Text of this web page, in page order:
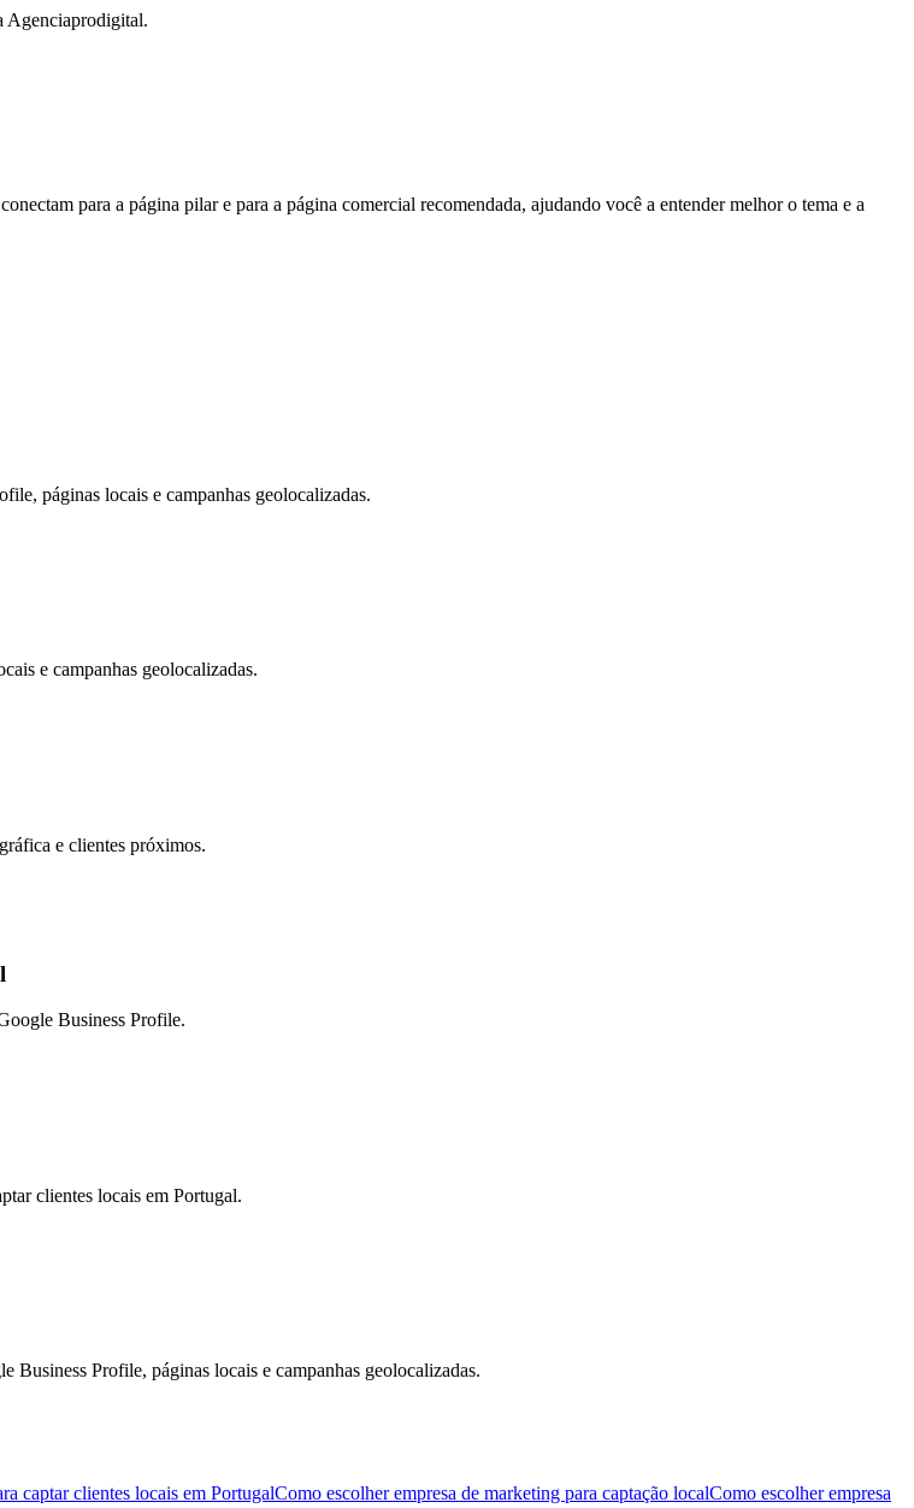
Agenciaprodigital.
para a página pilar e para a página comercial recomendada, ajudando você a entender melhor o tema e a
páginas locais e campanhas geolocalizadas.
e campanhas geolocalizadas.
e clientes próximos.
Business Profile.
clientes locais em Portugal.
Profile, páginas locais e campanhas geolocalizadas.
captar clientes locais em PortugalComo escolher empresa de marketing para captação localComo escolher empresa